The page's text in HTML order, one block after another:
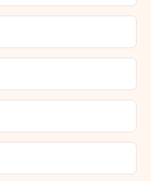
en gaveindpakningstjeneste til
vores gaver i en festlig
gave er klar til at blive givet,
og
bestemt leveringsdato.
hvornår modtager jeg min
produktside. Du kan stole på,
gave på denne dag.